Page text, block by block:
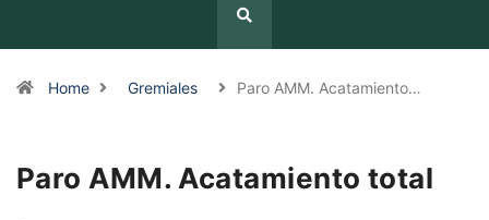
Home Gremiales Paro AMM. Acatamiento…
Paro AMM. Acatamiento total